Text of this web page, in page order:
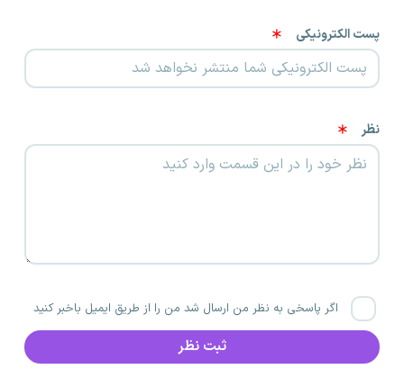
پست الکترونیکی
نظر
اگر پاسخی به نظر من ارسال شد من را از طریق ایمیل باخبر کنید